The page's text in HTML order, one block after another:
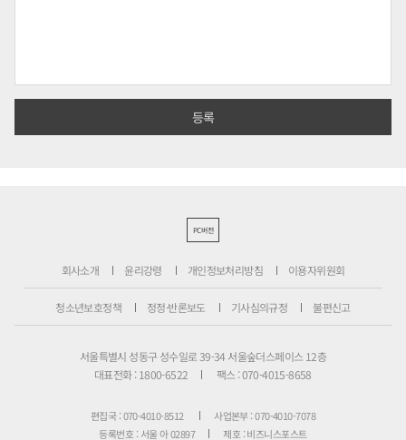
PC버전
회사소개 윤리강령 개인정보처리방침 이용자위원회
청소년보호정책 정정·반론보도 기사심의규정 불편신고
서울특별시 성동구 성수일로 39-34 서울숲더스페이스 12층
대표전화 : 1800-6522
팩스 : 070-4015-8658
편집국 : 070-4010-8512
사업본부 : 070-4010-7078
등록번호 : 서울 아 02897
제호 : 비즈니스포스트